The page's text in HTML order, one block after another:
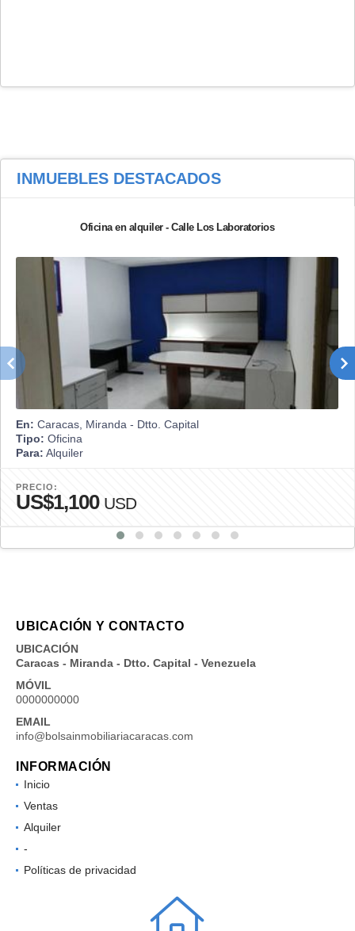
INMUEBLES DESTACADOS
Oficina en alquiler - Calle Los Laboratorios
En: Caracas, Miranda - Dtto. Capital
Tipo: Oficina
Para: Alquiler
PRECIO:
US$1,100 USD
UBICACIÓN Y CONTACTO
UBICACIÓN
Caracas - Miranda - Dtto. Capital - Venezuela
MÓVIL
0000000000
EMAIL
info@bolsainmobiliariacaracas.com
INFORMACIÓN
Inicio
Ventas
Alquiler
-
Políticas de privacidad